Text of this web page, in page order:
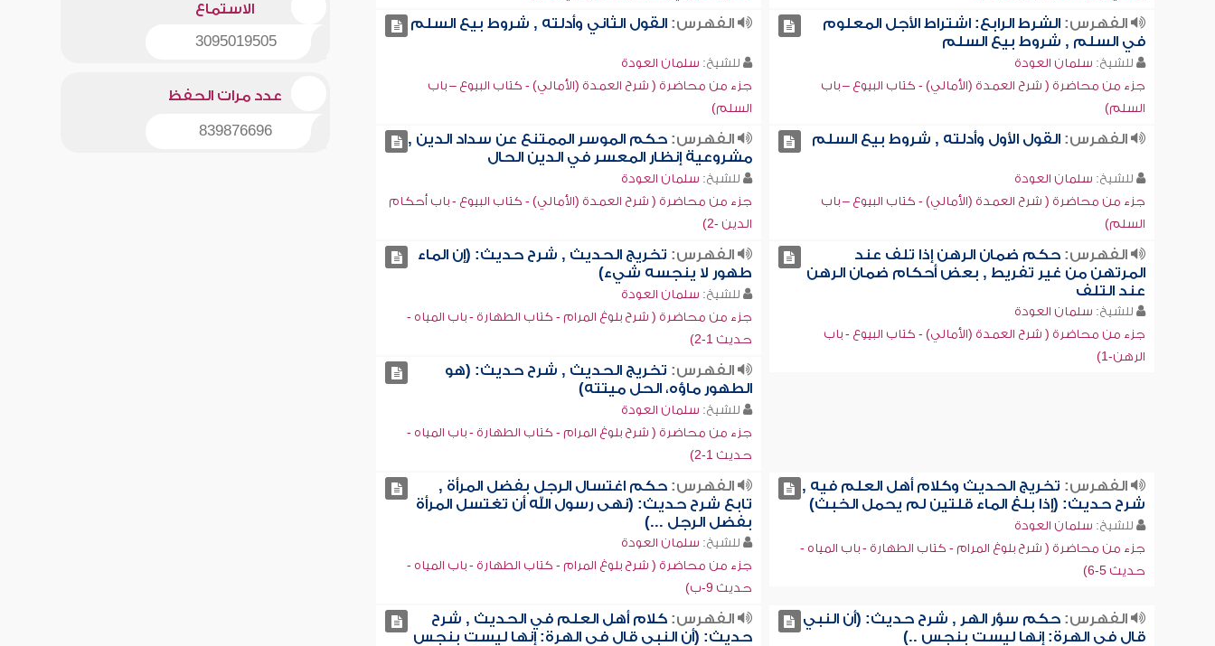
الفهرس:الشرط الرابع: اشتراط الأجل المعلوم
في السلم , شروط بيع السلم
للشيخ: سلمان العودة
جزء من محاضرة ( شرح العمدة (الأمالي) - كتاب البيوع – باب
السلم)
الفهرس: القول الثاني وأدلته , شروط بيع السلم
للشيخ: سلمان العودة
جزء من محاضرة ( شرح العمدة (الأمالي) - كتاب البيوع – باب
السلم)
الفهرس:القول الأول وأدلته , شروط بيع السلم
للشيخ: سلمان العودة
جزء من محاضرة ( شرح العمدة (الأمالي) - كتاب البيوع – باب
السلم)
الفهرس: حكم الموسر الممتنع عن سداد الدين ,
مشروعية إنظار المعسر في الدين الحال
للشيخ: سلمان العودة
جزء من محاضرة ( شرح العمدة (الأمالي) - كتاب البيوع - باب أحكام
الدين -2)
الفهرس:حكم ضمان الرهن إذا تلف عند
المرتهن من غير تفريط , بعض أحكام ضمان الرهن
عند التلف
للشيخ: سلمان العودة
جزء من محاضرة ( شرح العمدة (الأمالي) - كتاب البيوع - باب
الرهن-1)
الفهرس: تخريج الحديث , شرح حديث: (إن الماء
طهور لا ينجسه شيء)
للشيخ: سلمان العودة
جزء من محاضرة ( شرح بلوغ المرام - كتاب الطهارة - باب المياه -
حديث 1-2)
الفهرس: تخريج الحديث , شرح حديث: (هو
الطهور ماؤه، الحل ميتته)
للشيخ: سلمان العودة
جزء من محاضرة ( شرح بلوغ المرام - كتاب الطهارة - باب المياه -
حديث 1-2)
الفهرس: تخريج الحديث وكلام أهل العلم فيه ,
شرح حديث: (إذا بلغ الماء قلتين لم يحمل الخبث)
للشيخ: سلمان العودة
جزء من محاضرة ( شرح بلوغ المرام - كتاب الطهارة - باب المياه -
حديث 5-6)
الفهرس: حكم اغتسال الرجل بفضل المرأة ,
تابع شرح حديث: (نهى رسول الله أن تغتسل المرأة
بفضل الرجل ...)
للشيخ: سلمان العودة
جزء من محاضرة ( شرح بلوغ المرام - كتاب الطهارة - باب المياه -
حديث 9-ب)
الفهرس:حكم سؤر الهر , شرح حديث: (أن النبي
قال في الهرة: إنها ليست بنجس ..)
الفهرس: كلام أهل العلم في الحديث , شرح
حديث: (أن النبي قال في الهرة: إنها ليست بنجس
الاستماع
3095019505
عدد مرات الحفظ
839876696